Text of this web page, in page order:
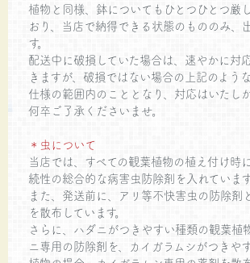
植物と同様、鉢についてもひとつひとつ厳
おり、当店で納得できる状態のもののみ、
す。
配送中に破損していた場合は、速やかに対
きますが、破損ではない場合の上記のよう
仕様の範囲内のこととなり、対応はいたしか
何卒ご了承くださいませ。
＊虫について
当店では、すべての観葉植物の植え付け時
続性の総合的な病害虫防除剤を入れています
また、発送前に、アリ等不快害虫の防除剤
を散布しています。
さらに、ハダニがつきやすい種類の観葉植
ニ専用の防除剤を、カイガラムシがつきや